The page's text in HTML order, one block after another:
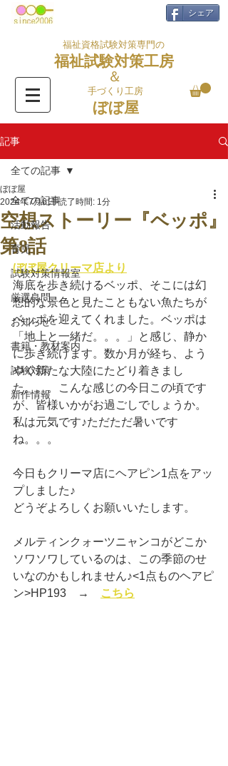
シェア
福祉資格試験対策専門の
福祉試験対策工房
＆
手づくり工房
ぼぼ屋
記事
全ての記事
活動報告
育児
試験対策情報室
厳選良問
お知らせ
書籍・教材案内
試験対策
新作情報
全ての記事
空想ストーリー『ベッポ』
第8話
ぼぼ屋
2024年7月6日 読了時間: 1分
ぼぼ屋クリーマ店より
海底を歩き続けるベッポ、そこには幻
想的な景色と見たこともない魚たちが
ベッポを迎えてくれました。ベッポは
「地上と一緒だ。。。」と感じ、静か
に歩き続けます。数か月が経ち、よう
やく新たな大陸にたどり着きまし
た。。。こんな感じの今日この頃です
が、皆様いかがお過ごしでしょうか。
私は元気です♪ただただ暑いです
ね。。。
今日もクリーマ店にヘアピン1点をアッ
プしました♪
どうぞよろしくお願いいたします。
メルティンクォーツニャンコがどこか
ソワソワしているのは、この季節のせ
いなのかもしれません♪<1点ものヘアピ
ン>HP193　→
こちら